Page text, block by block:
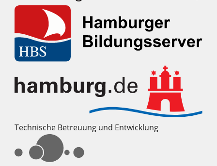
Technische Betreuung und Entwicklung